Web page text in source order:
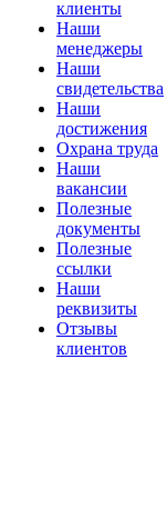
клиенты
Наши
менеджеры
Наши
свидетельства
Наши
достижения
Охрана труда
Наши
вакансии
Полезные
документы
Полезные
ссылки
Наши
реквизиты
Отзывы
клиентов